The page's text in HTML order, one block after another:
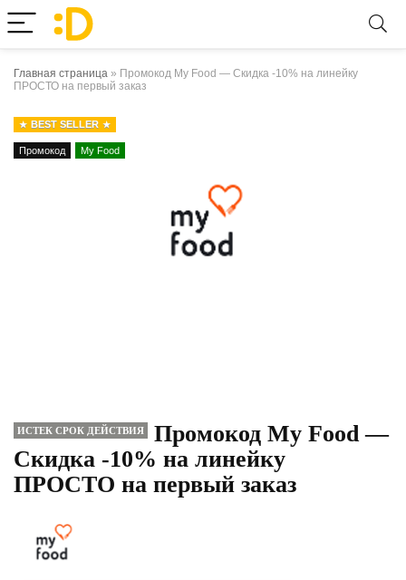
Главная страница » Промокод My Food — Скидка -10% на линейку
ПРОСТО на первый заказ
BEST SELLER
Промокод My Food
ИСТЕК СРОК ДЕЙСТВИЯ
Промокод My Food —
Скидка -10% на линейку
ПРОСТО на первый заказ